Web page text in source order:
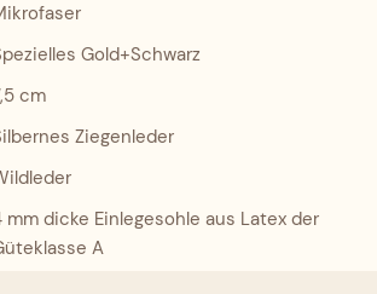
Gold+Schwarz
cm
Ziegenleder
mm dicke Einlegesohle aus Latex der
A